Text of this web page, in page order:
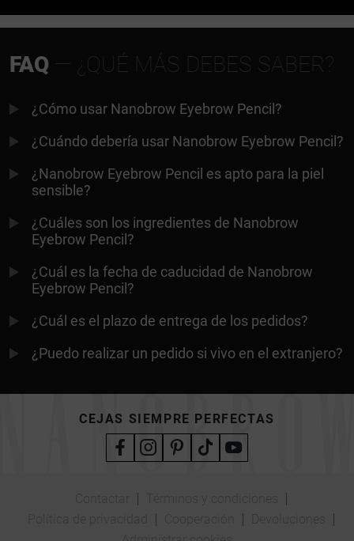
FAQ — ¿QUÉ MÁS DEBES SABER?
¿Cómo usar Nanobrow Eyebrow Pencil?
¿Cuándo debería usar Nanobrow Eyebrow Pencil?
¿Nanobrow Eyebrow Pencil es apto para la piel
sensible?
¿Cuáles son los ingredientes de Nanobrow
Eyebrow Pencil?
¿Cuál es la fecha de caducidad de Nanobrow
Eyebrow Pencil?
¿Cuál es el plazo de entrega de los pedidos?
¿Puedo realizar un pedido si vivo en el extranjero?
CEJAS SIEMPRE PERFECTAS